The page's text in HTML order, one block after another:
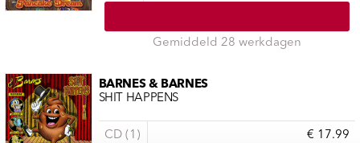
Gemiddeld 28 werkdagen
BARNES & BARNES
SHIT HAPPENS
CD (1) € 17.99